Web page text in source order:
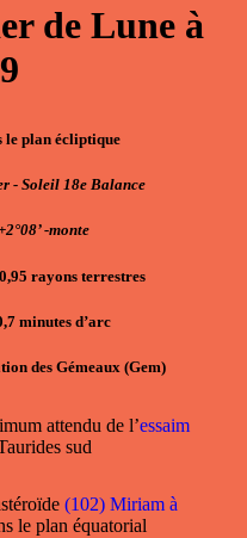
de Lune à
le plan écliptique
- Soleil 18e Balance
-monte
rayons terrestres
minutes d’arc
des Gémeaux (Gem)
attendu de l’essaim
sud
(102) Miriam à
le plan équatorial